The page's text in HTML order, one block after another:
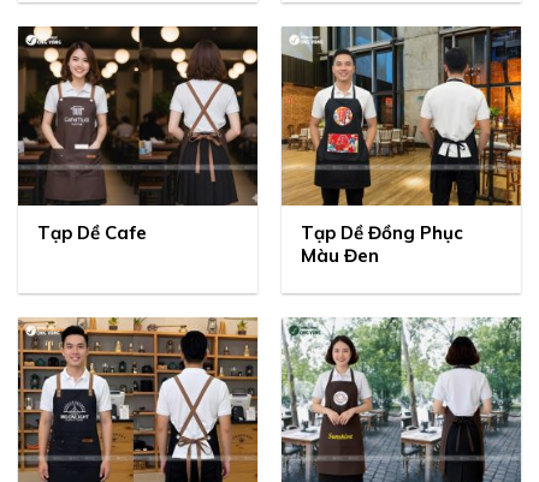
Tạp Dề Cafe
Tạp Dề Đồng Phục
Màu Đen